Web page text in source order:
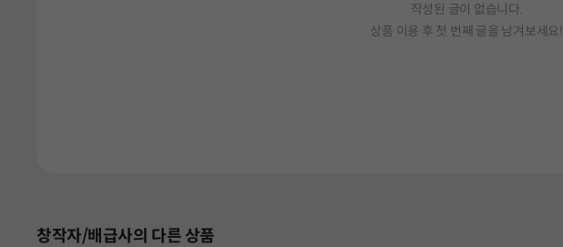
작성된 글이 없습니다.
상품 이용 후 첫 번째 글을 남겨보세요!
창작자/배급사의 다른 상품